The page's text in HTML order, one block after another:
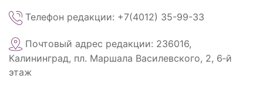
Телефон редакции: +7(4012) 35-99-33
Почтовый адрес редакции: 236016,
Калининград, пл. Маршала Василевского, 2, 6‑й
этаж